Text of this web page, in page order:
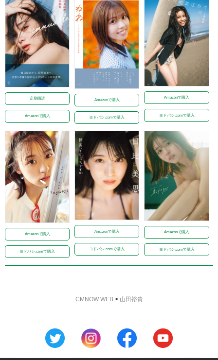
定期購読
Amazonで購入
Amazonで購入
ヨドバシ.comで購入
Amazonで購入
ヨドバシ.comで購入
Amazonで購入
ヨドバシ.comで購入
Amazonで購入
ヨドバシ.comで購入
Amazonで購入
ヨドバシ.comで購入
CMNOW WEB> 山田裕貴